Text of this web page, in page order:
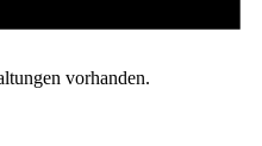
vorhanden.